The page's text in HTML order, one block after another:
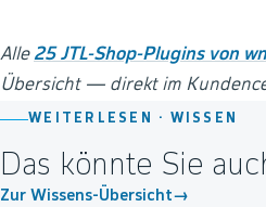
Alle25 JTL-Shop-Plugins von
Übersicht — direkt im
WEITERLESEN · WISSEN
Das könnte Sie
Zur Wissens-Übersicht→